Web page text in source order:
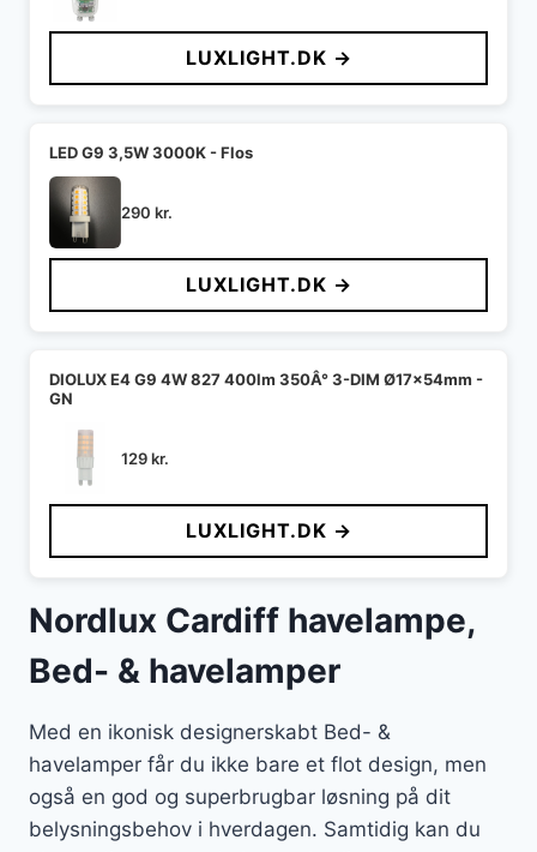
LUXLIGHT.DK →
LED G9 3,5W 3000K - Flos
290 kr.
LUXLIGHT.DK →
DIOLUX E4 G9 4W 827 400lm 350Â° 3-DIM Ø17x54mm -
GN
129kr.
LUXLIGHT.DK →
Nordlux Cardiff havelampe,
Bed- & havelamper
Med en ikonisk designerskabt Bed- &
havelamper får du ikke bare et flot design, men
også en god og superbrugbar løsning på dit
belysningsbehov i hverdagen. Samtidig kan du